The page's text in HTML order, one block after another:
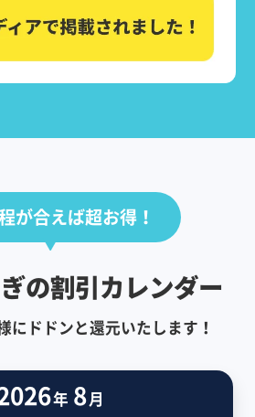
が合えば超お得！
の割引カレンダー
にドドンと還元いたします！
年 8月